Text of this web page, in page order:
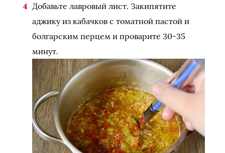
Добавьте лавровый лист. Закипятите
аджику из кабачков с томатной пастой и
болгарским перцем и проварите 30-35
минут.